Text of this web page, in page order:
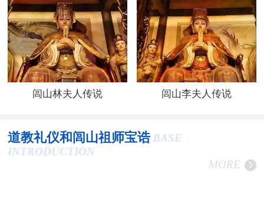
闾山林夫人传说 闾山李夫人传说
道教礼仪和闾山祖师宝诰 BASE
INTRODUCTION
MORE